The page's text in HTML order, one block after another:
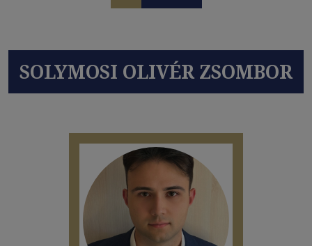
SOLYMOSI OLIVÉR ZSOMBOR